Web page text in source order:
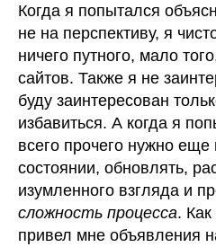
Когда я попытался
не на перспективу, я
ничего путного, мало
сайтов. Также я не
буду заинтересован
избавиться. А когда я
всего прочего нужно
состоянии, обновлять,
изумленного взгляда и
сложность процесса.
привел мне объявления